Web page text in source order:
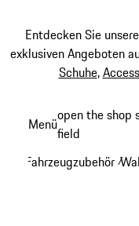
Entdecken Sie
exklusiven Angeboten
Schuhe,
Hauptinhalt
Menüopen the shop
field
Fahrzeugzubehör /